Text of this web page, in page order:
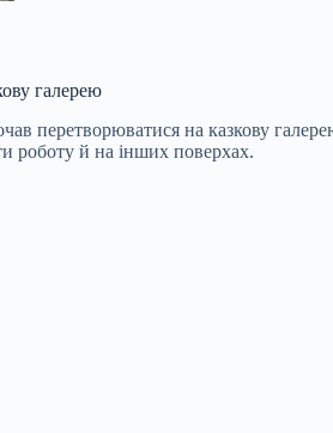
галерею
перетворюватися на казкову
роботу й на інших поверхах.